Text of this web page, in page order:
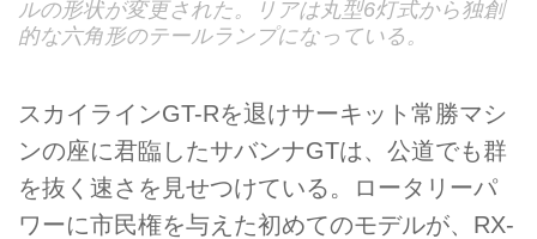
ルの形状が変更された。リアは丸型6灯式から独創
的な六角形のテールランプになっている。
スカイラインGT-Rを退けサーキット常勝マシ
ンの座に君臨したサバンナGTは、公道でも群
を抜く速さを見せつけている。ロータリーパ
ワーに市民権を与えた初めてのモデルが、RX-